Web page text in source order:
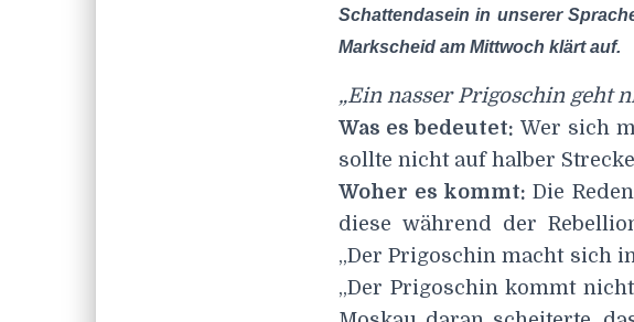
Schattendasein in unserer
Markscheid am Mittwoch klärt auf.
„Ein nasser Prigoschin geht
Was es bedeutet: Wer sich
sollte nicht auf halber
Woher es kommt: Die
diese während der
„Der Prigoschin macht sich
„Der Prigoschin kommt